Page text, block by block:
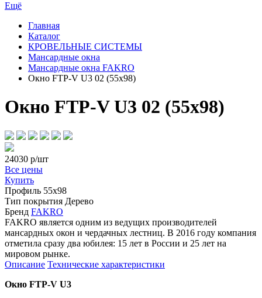
Ещё
Главная
Каталог
КРОВЕЛЬНЫЕ СИСТЕМЫ
Мансардные окна
Мансардные окна FAKRO
Окно FTP-V U3 02 (55x98)
Окно FTP-V U3 02 (55x98)
24030 р/шт
Все цены
Купить
Профиль 55х98
Тип покрытия Дерево
Бренд FAKRO
FAKRO является одним из ведущих производителей
мансардных окон и чердачных лестниц. В 2016 году компания
отметила сразу два юбилея: 15 лет в России и 25 лет на
мировом рынке.
Описание Технические характеристики
Окно FTP-V U3